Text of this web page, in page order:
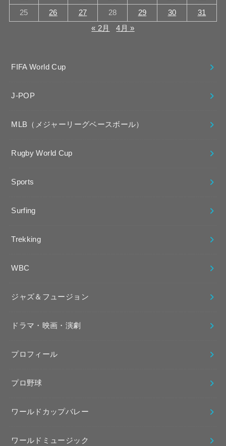
25 26 27 28 29 30
31
« 2月
4月 »
FIFA World Cup
J-POP
MLB（メジャーリーグベースボール）
Rugby World Cup
Sports
Surfing
Trekking
WBC
ジャズ＆フュージョン
ドラマ・映画・演劇
プロフィール
プロ野球
ワールドカップバレー
ワールドミュージック